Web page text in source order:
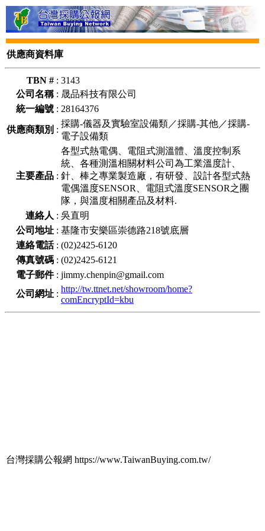
供應商資料庫
TBN # : 3143
公司名稱: 晟品科技有限公司
統一編號 : 28164376
供應商類別 :
採購-儀器及實驗室設備類／採購-其他／採購-
電子設備類
主要產品 :
各型式熱電偶、電阻式測溫體、溫度控制系
統、各種測溫相關材料公司為工業溫度計、
針、棒之專業製造廠，有研發、設計各型式熱
電偶溫度SENSOR、電阻式溫度SENSOR之團
隊，與溫度相關產品及材料.
連絡人 : 吳直明
公司地址 : 基隆市安樂區崇德路218號底層
連絡電話: (02)2425-6120
傳真號碼 : (02)2425-6121
電子郵件: jimmy.chenpin@gmail.com
公司網址 : http://tw.ttnet.net/showroom/home?
comEncryptId=kbu
台灣採購公報網 https://www.TaiwanBuying.com.tw/